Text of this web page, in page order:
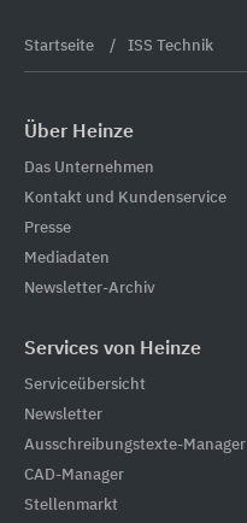
Startseite ISS Technik
Über Heinze
Das Unternehmen
Kontakt und Kundenservice
Presse
Mediadaten
Newsletter-Archiv
Services von Heinze
Serviceübersicht
Newsletter
Ausschreibungstexte-Manager
CAD-Manager
Stellenmarkt